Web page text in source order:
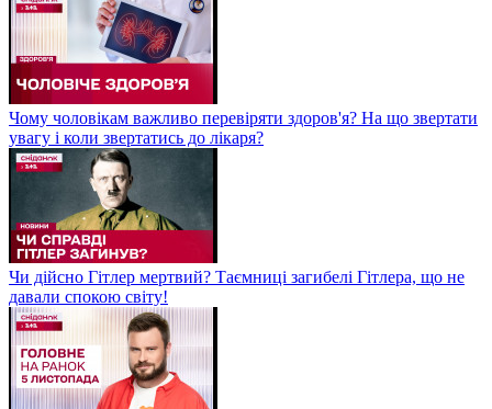
Чому чоловікам важливо перевіряти здоров'я? На що звертати
увагу і коли звертатись до лікаря?
Чи дійсно Гітлер мертвий? Таємниці загибелі Гітлера, що не
давали спокою світу!